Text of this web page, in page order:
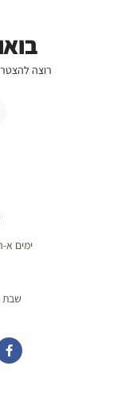
רוצה
ימים א-ה 08:00-14:00 /
שבת 08:00-10:00 / 18:00-20:00